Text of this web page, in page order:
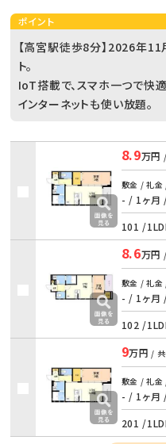
ポイント
【高宮駅徒歩8分】2026年
ト。
IoT搭載で、スマホ一つで快
インターネットも使い放題。
8.9万円
敷金 / 礼金
- / 1ヶ月
101 /
8.6万円
敷金 / 礼金
- / 1ヶ月
102 /
9万円 /
敷金 / 礼金
- / 1ヶ月
201 /